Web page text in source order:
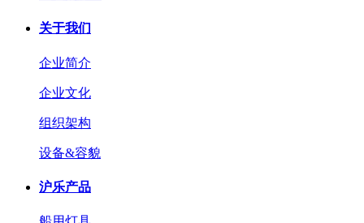
关于我们
企业简介
企业文化
组织架构
设备&容貌
沪乐产品